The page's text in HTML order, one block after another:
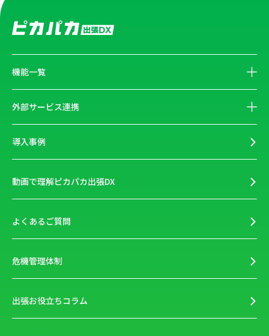
機能一覧
外部サービス連携
導入事例
動画で理解ピカパカ出張DX
よくあるご質問
危機管理体制
出張お役立ちコラム